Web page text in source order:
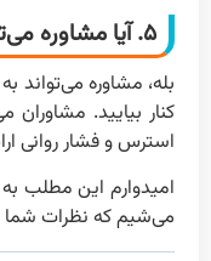
۵. آیا مشاوره می‌تواند به من کمک کند؟
بله، مشاوره می‌تواند
کنار بیایید. مشاوران
استرس و فشار روانی
امیدوارم این مطلب
می‌شیم که نظرات شما